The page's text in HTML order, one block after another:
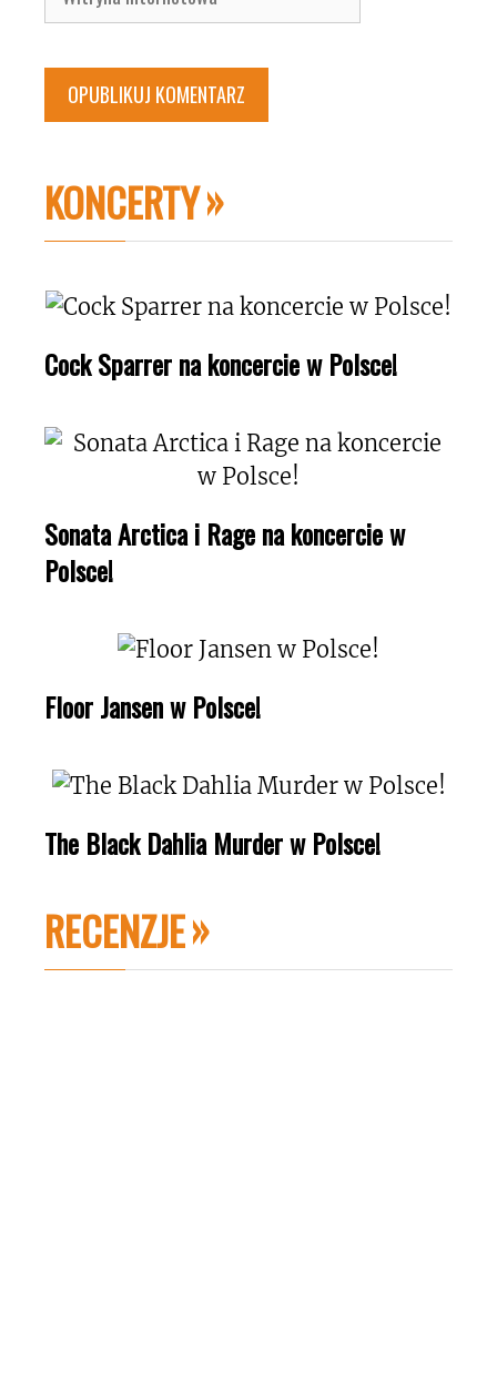
internetowa
KONCERTY
Cock Sparrer na koncercie w Polsce!
Sonata Arctica i Rage na koncercie w
Polsce!
Floor Jansen w Polsce!
The Black Dahlia Murder w Polsce!
RECENZJE